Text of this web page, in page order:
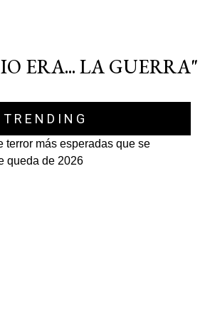
ERA... LA GUERRA"
TRENDING